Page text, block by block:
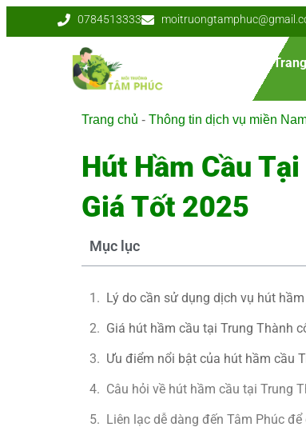
0784513333
Trang chủ - Thông tin dịch vụ miền
Hút Hầm Cầu
Giá Tốt 2025
Mục lục
Lý do cần sử dụng dịch vụ hút
Giá hút hầm cầu tại Trung Thành
Ưu điểm nổi bật của hút hầm cầu
Câu hỏi về hút hầm cầu tại Trung
Liên lạc dễ dàng đến Tâm Phúc